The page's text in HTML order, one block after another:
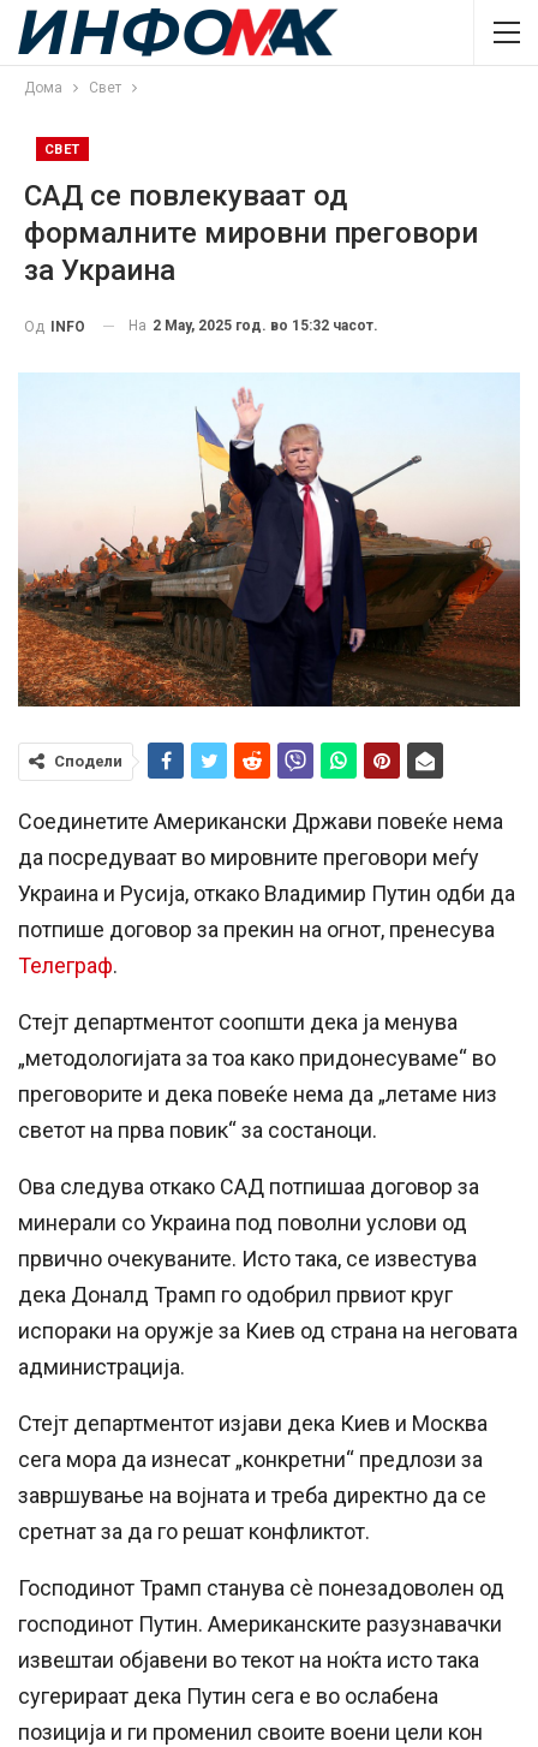
Дома Свет
СВЕТ
САД се повлекуваат од
формалните мировни преговори
за Украина
Од INFO На 2 May, 2025 год. во 15:32 часот.
Сподели
Соединетите Американски Држави повеќе нема
да посредуваат во мировните преговори меѓу
Украина и Русија, откако Владимир Путин одби да
потпише договор за прекин на огнот, пренесува
Телеграф.
Стејт департментот соопшти дека ја менува
„методологијата за тоа како придонесуваме“ во
преговорите и дека повеќе нема да „летаме низ
светот на прва повик“ за состаноци.
Ова следува откако САД потпишаа договор за
минерали со Украина под поволни услови од
првично очекуваните. Исто така, се известува
дека Доналд Трамп го одобрил првиот круг
испораки на оружје за Киев од страна на неговата
администрација.
Стејт департментот изјави дека Киев и Москва
сега мора да изнесат „конкретни“ предлози за
завршување на војната и треба директно да се
сретнат за да го решат конфликтот.
Господинот Трамп станува сѐ понезадоволен од
господинот Путин. Американските разузнавачки
извештаи објавени во текот на ноќта исто така
сугерираат дека Путин сега е во ослабена
позиција и ги променил своите воени цели кон